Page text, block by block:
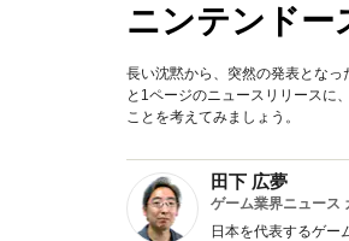
ニンテンドー
長い沈黙から、突然の発表とな
と1ページのニュースリリースに
ことを考えてみましょう。
田下 広夢
ゲーム業界ニュース
日本を代表するゲー